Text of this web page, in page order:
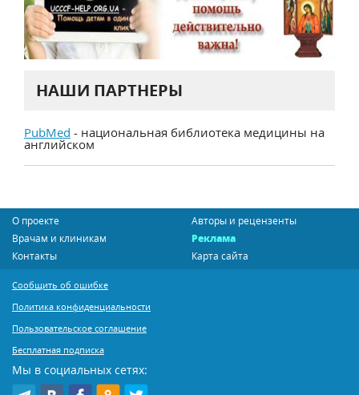
НАШИ ПАРТНЕРЫ
PubMed - национальная библиотека медицины на
английском
О проекте
Авторы и рецензенты
Врачам и клиникам
Реклама
Контакты
Карта сайта
Сообщить об ошибке
Политика конфиденциальности
Пользовательское соглашение
Бесплатная подписка
Мы в социальных сетях: